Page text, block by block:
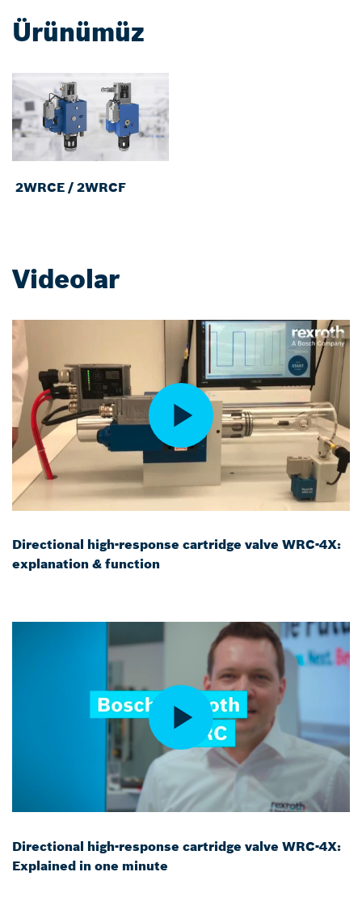
Ürünümüz
2WRCE / 2WRCF
Videolar
Directional high-response cartridge valve WRC-4X:
explanation & function
Directional high-response cartridge valve WRC-4X:
Explained in one minute